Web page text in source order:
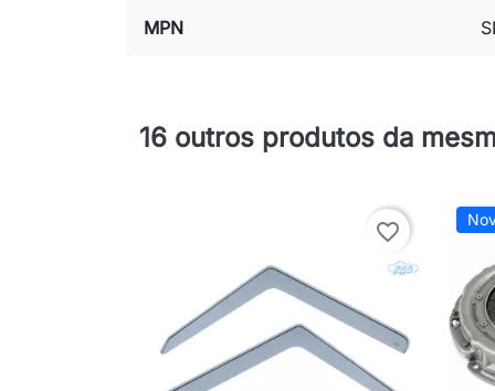
MPN
16 outros produtos da
favorite_border